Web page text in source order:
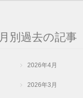
月別過去の記事
2026年4月
2026年3月